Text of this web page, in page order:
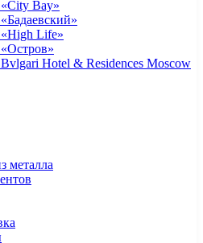
Bay»
Life»
Hotel & Residences Moscow
металла